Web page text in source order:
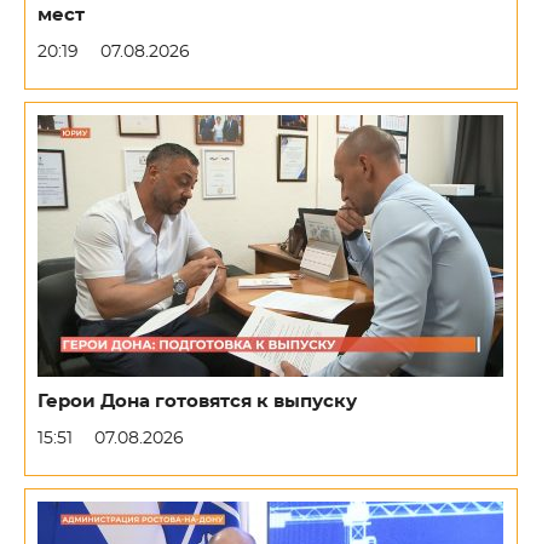
мест
20:19 07.08.2026
Герои Дона готовятся к выпуску
15:51 07.08.2026